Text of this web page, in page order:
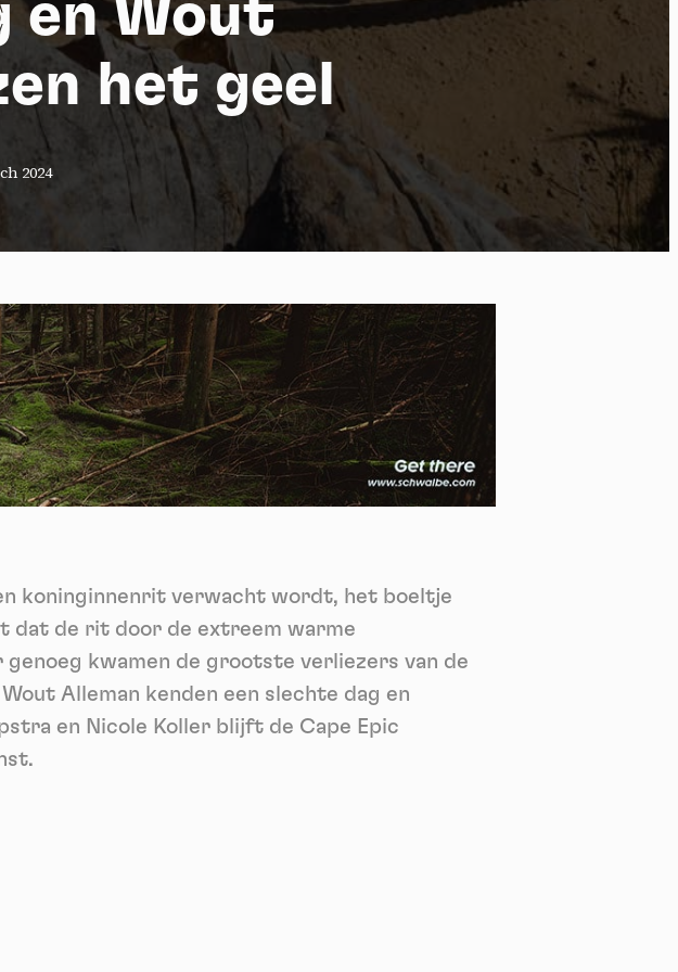
en Wout
het geel
2024
koninginnenrit verwacht wordt, het boeltje
dat de rit door de extreem warme
kwamen de grootste verliezers van de
Alleman kenden een slechte dag en
en Nicole Koller blijft de Cape Epic
en begrijp dat ik me op elk moment
panel
can install 8 cookies.
can install 4 cookies.